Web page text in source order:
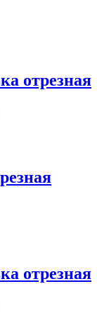
отрезная
отрезная